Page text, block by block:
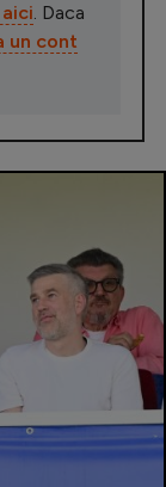
. Daca
un cont